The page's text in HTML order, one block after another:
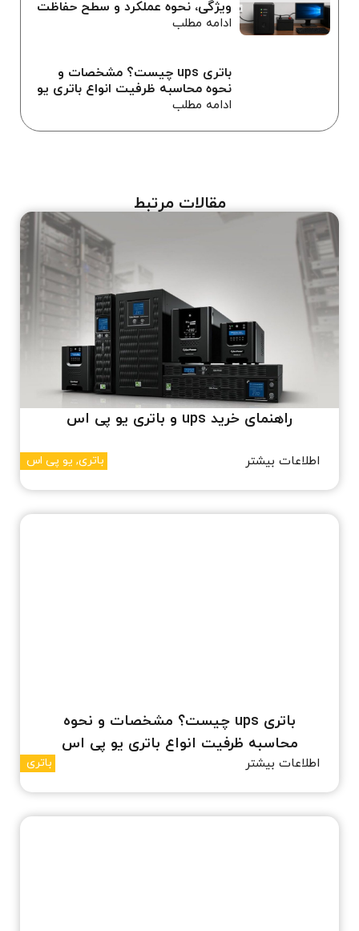
ویژگی، نحوه عملکرد و سطح حفاظت
ادامه مطلب
باتری ups چیست؟ مشخصات و
نحوه محاسبه ظرفیت انواع باتری یو
پی اس
ادامه مطلب
مقالات مرتبط
راهنمای خرید ups و باتری یو پی اس
اطلاعات بیشتر باتری, یو پی اس
باتری ups چیست؟ مشخصات و نحوه
محاسبه ظرفیت انواع باتری یو پی اس
اطلاعات بیشتر باتری